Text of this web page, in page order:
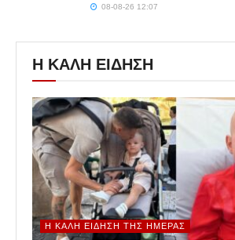
08-08-26 12:07
Η ΚΑΛΗ ΕΙΔΗΣΗ
Η ΚΑΛΉ ΕΊΔΗΣΗ ΤΗΣ ΗΜΈΡΑΣ